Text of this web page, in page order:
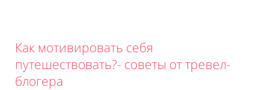
Как мотивировать себя
путешествовать?- советы от тревел-
блогера